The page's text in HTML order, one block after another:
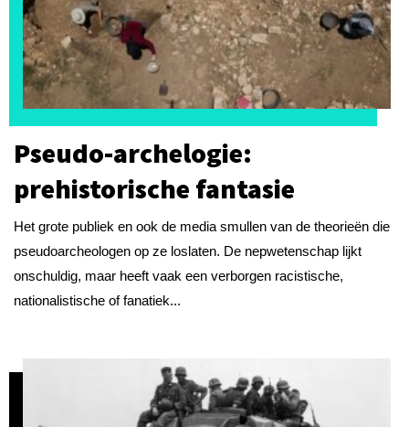
Pseudo-archelogie:
prehistorische fantasie
Het grote publiek en ook de media smullen van de theorieën die
pseudoarcheologen op ze loslaten. De nepwetenschap lijkt
onschuldig, maar heeft vaak een verborgen racistische,
nationalistische of fanatiek...